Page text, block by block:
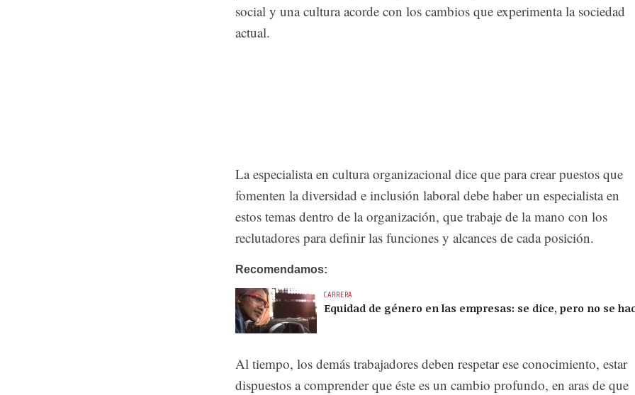
social y una cultura acorde con los cambios que experimenta la sociedad
actual.
La especialista en cultura organizacional dice que para crear puestos que
fomenten la diversidad e inclusión laboral debe haber un especialista en
estos temas dentro de la organización, que trabaje de la mano con los
reclutadores para definir las funciones y alcances de cada posición.
Recomendamos:
CARRERA
Equidad de género en las empresas: se dice, pero no se
Al tiempo, los demás trabajadores deben respetar ese conocimiento, estar
dispuestos a comprender que éste es un cambio profundo, en aras de que